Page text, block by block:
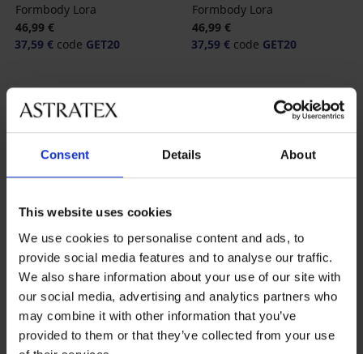
Consent Details About
This website uses cookies
We use cookies to personalise content and ads, to
provide social media features and to analyse our traffic.
We also share information about your use of our site with
our social media, advertising and analytics partners who
may combine it with other information that you’ve
provided to them or that they’ve collected from your use
Formbody Lora
46,99 €
37,59 € code GET20
Formbody Lora
46,99 €
37,59 € code GET20
Astratex
Dorina Gorsenia
Die meistgewählten Farben
Beige
Schwarz Weiß Rosa
Die meistgewählten Größen
M XL S